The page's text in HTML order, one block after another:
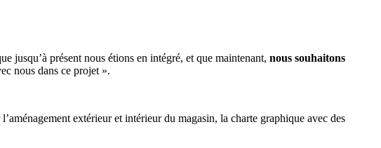
jusqu’à présent nous étions en intégré, et que maintenant, nous souhaitons
nous dans ce projet ».
extérieur et intérieur du magasin, la charte graphique avec des